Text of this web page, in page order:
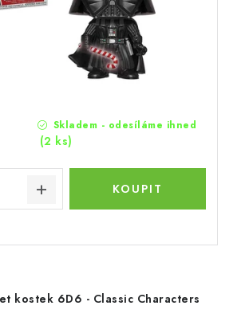
Skladem - odesíláme ihned
(2 ks)
kostek 6D6 - Classic Characters